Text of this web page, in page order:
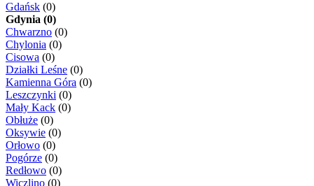
Gdańsk (0)
Gdynia (0)
Chwarzno (0)
Chylonia (0)
Cisowa (0)
Działki Leśne (0)
Kamienna Góra (0)
Leszczynki (0)
Mały Kack (0)
Obłuże (0)
Oksywie (0)
Orłowo (0)
Pogórze (0)
Redłowo (0)
Wiczlino (0)